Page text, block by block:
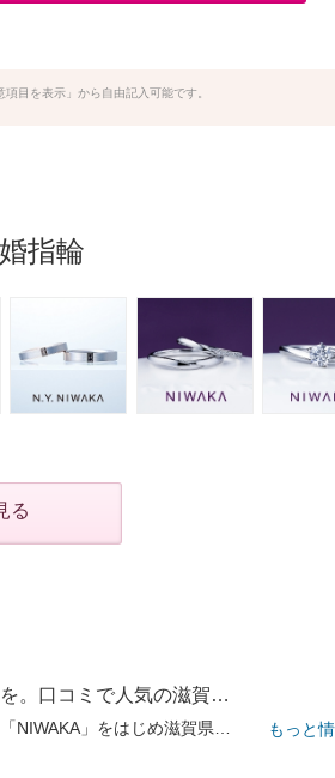
目を表示」から自由記入可能です。
指輪
る
「3000本」の中からふたりにぴったりの指輪を。口コミで人気の滋賀セレクトショップで選ぶ時間も思い出に
もっと